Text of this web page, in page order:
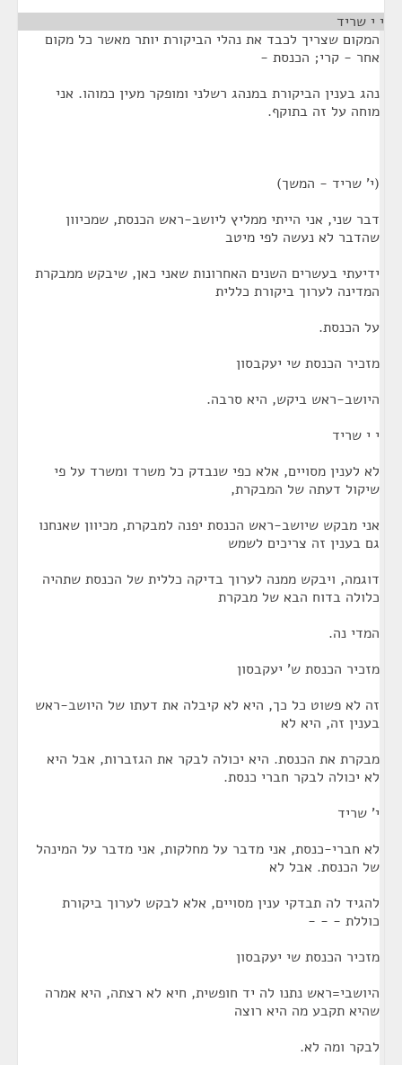
י י שריד
המקום שצריך לכבד את נהלי הביקורת יותר מאשר כל מקום
אחר - קרי; הכנסת -
נהג בענין הביקורת במנהג רשלני ומופקר מעין כמוהו. אני
מוחה על זה בתוקף.
(י' שריד - המשך)
דבר שני, אני הייתי ממליץ ליושב-ראש הכנסת, שמכיוון
שהדבר לא נעשה לפי מיטב
ידיעתי בעשרים השנים האחרונות שאני כאן, שיבקש ממבקרת
המדינה לערוך ביקורת כללית
על הכנסת.
מזכיר הכנסת שי יעקבסון
היושב-ראש ביקש, היא סרבה.
י י שריד
לא לענין מסויים, אלא כפי שנבדק כל משרד ומשרד על פי
שיקול דעתה של המבקרת,
אני מבקש שיושב-ראש הכנסת יפנה למבקרת, מכיוון שאנחנו
גם בענין זה צריכים לשמש
דוגמה, ויבקש ממנה לערוך בדיקה כללית של הכנסת שתהיה
כלולה בדוח הבא של מבקרת
המדי נה.
מזכיר הכנסת ש' יעקבסון
זה לא פשוט כל כך, היא לא קיבלה את דעתו של היושב-ראש
בענין זה, היא לא
מבקרת את הכנסת. היא יכולה לבקר את הגזברות, אבל היא
לא יכולה לבקר חברי כנסת.
י' שריד
לא חברי-כנסת, אני מדבר על מחלקות, אני מדבר על המינהל
של הכנסת. אבל לא
להגיד לה תבדקי ענין מסויים, אלא לבקש לערוך ביקורת
כוללת - - -
מזכיר הכנסת שי יעקבסון
היושבי=ראש נתנו לה יד חופשית, חיא לא רצתה, היא אמרה
שהיא תקבע מה היא רוצה
לבקר ומה לא.